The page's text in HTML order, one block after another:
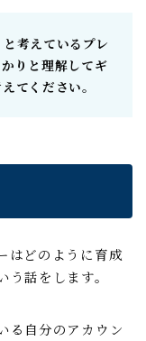
考えているプレ
りと理解してギ
てください。
はどのように育成
話をします。
る自分のアカウン